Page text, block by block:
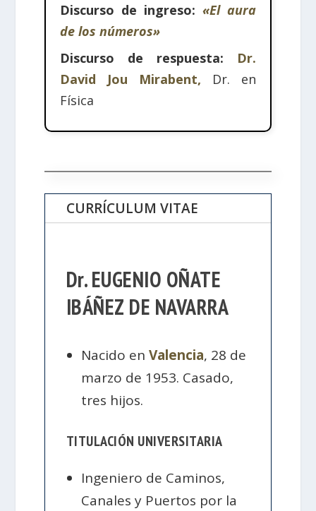
Discurso de ingreso:«El aura
de los números»
Discurso de respuesta: Dr.
David Jou Mirabent, Dr. en
Física
CURRÍCULUM VITAE
Dr. EUGENIO OÑATE
IBÁÑEZ DE NAVARRA
Nacido enValencia, 28 de
marzo de 1953. Casado,
tres hijos.
TITULACIÓN UNIVERSITARIA
Ingeniero de Caminos,
Canales y Puertos por la